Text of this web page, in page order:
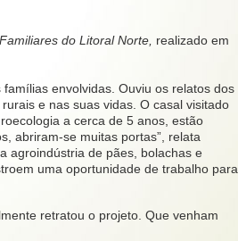
do Litoral Norte, realizado em
envolvidas. Ouviu os relatos dos
e nas suas vidas. O casal visitado
a cerca de 5 anos, estão
abriram-se muitas portas”, relata
agroindústria de pães, bolachas e
uma oportunidade de trabalho para
retratou o projeto. Que venham